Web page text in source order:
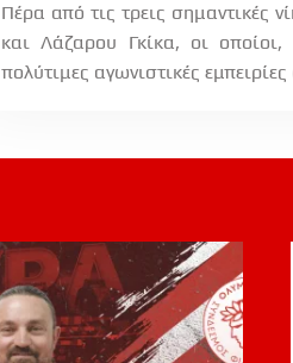
Πέρα από τις τρεις σημαντικές
και Λάζαρου Γκίκα, οι
πολύτιμες αγωνιστικές